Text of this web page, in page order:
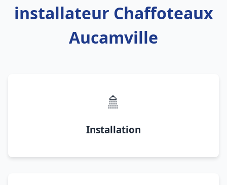
installateur Chaffoteaux
Aucamville
🚿
Installation